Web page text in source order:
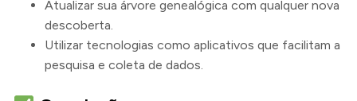
Atualizar sua árvore genealógica com qualquer nova
descoberta.
Utilizar tecnologias como aplicativos que facilitam a
pesquisa e coleta de dados.